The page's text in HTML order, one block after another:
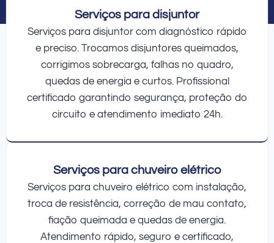
Serviços para disjuntor
Serviços para disjuntor com diagnóstico rápido
e preciso. Trocamos disjuntores queimados,
corrigimos sobrecarga, falhas no quadro,
quedas de energia e curtos. Profissional
certificado garantindo segurança, proteção do
circuito e atendimento imediato 24h.
Serviços para chuveiro elétrico
Serviços para chuveiro elétrico com instalação,
troca de resistência, correção de mau contato,
fiação queimada e quedas de energia.
Atendimento rápido, seguro e certificado,